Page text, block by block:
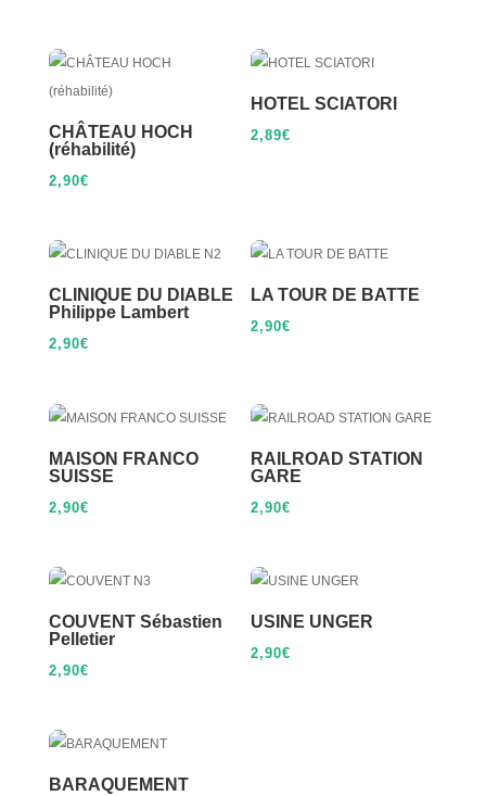
CHÂTEAU HOCH
(réhabilité)
2,90€
HOTEL SCIATORI
2,89€
CLINIQUE DU DIABLE
Philippe Lambert
2,90€
LA TOUR DE BATTE
2,90€
MAISON FRANCO
SUISSE
2,90€
RAILROAD STATION
GARE
2,90€
COUVENT Sébastien
Pelletier
2,90€
USINE UNGER
2,90€
BARAQUEMENT